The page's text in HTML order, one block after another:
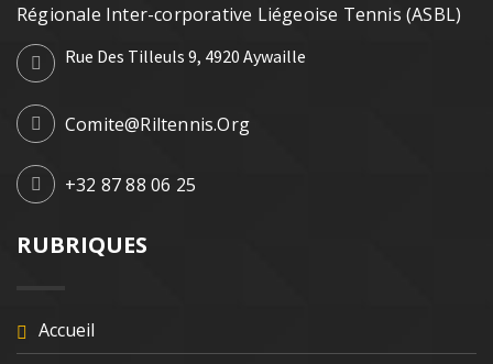
Régionale Inter-corporative Liégeoise Tennis (ASBL)
Rue Des Tilleuls 9, 4920 Aywaille
Comite@riltennis.org
+32 87 88 06 25
RUBRIQUES
Accueil